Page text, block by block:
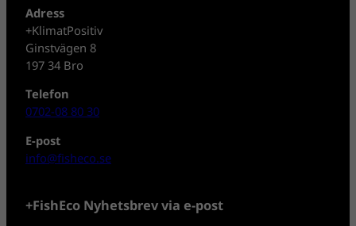
Adress
+KlimatPositiv
Ginstvägen 8
197 34 Bro
Telefon
0702-08 80 30
E-post
info@fisheco.se
+FishEco Nyhetsbrev via e-post